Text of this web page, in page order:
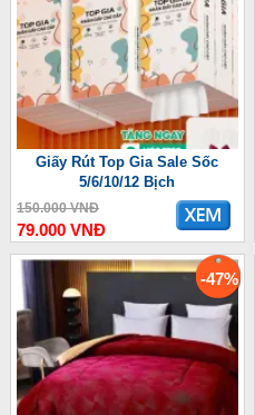
Giấy Rút Top Gia Sale Sốc
5/6/10/12 Bịch
150.000 VNĐ
79.000 VNĐ
-47%